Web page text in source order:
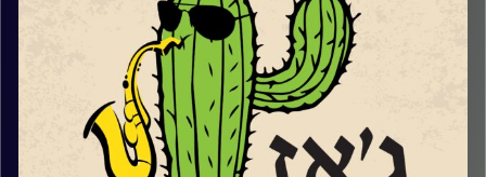
הישראלי. ואנחנו עושים זאת באהבה גדולה. אהבת חינם…
השבוע בגלל שעברנו את תשעה באב ובגלל שאנחנו תוכנית
ישראלית, שמענו הרבה יותר שירים עם מילים אבל גם מוזיקה
אינסטרומנטלית ללב ולנשמה.
קרדיט תמונות: רותם בר-אילן